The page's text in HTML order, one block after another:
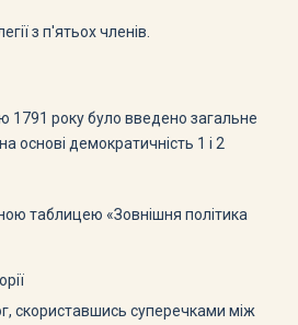
з п'я­тьох членів.
1791 року було введено загальне
основі демократичність 1 і 2
таблицею «Зовнішня політика
скориставшись суперечками між